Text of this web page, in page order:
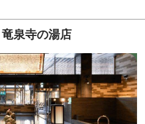
泉寺の湯店